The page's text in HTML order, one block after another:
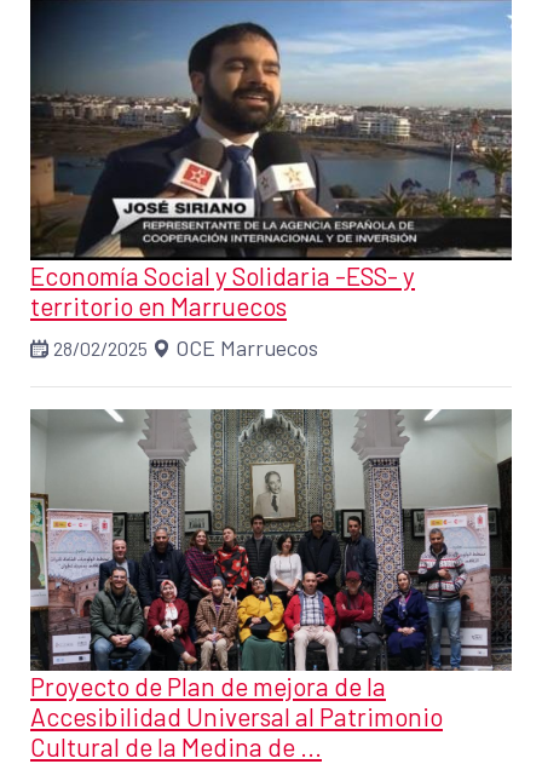
Economía Social y Solidaria -ESS- y
territorio en Marruecos
28/02/2025 OCE Marruecos
Proyecto de Plan de mejora de la
Accesibilidad Universal al Patrimonio
Cultural de la Medina de ...